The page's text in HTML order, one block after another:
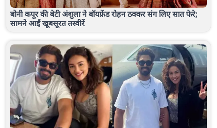
बोनी कपूर की बेटी अंशुला ने बॉयफ्रेंड रोहन ठक्कर संग लिए सात फेरे;
सामने आईं खूबसूरत तस्वीरें